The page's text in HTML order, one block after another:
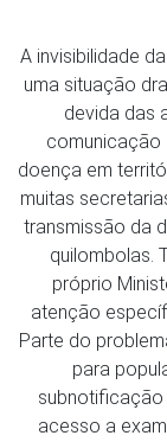
A invisibilidade
uma situação
devida das
comunicação
doença em
muitas
transmissão da
quilombolas.
próprio
atenção
Parte do
para
acesso a